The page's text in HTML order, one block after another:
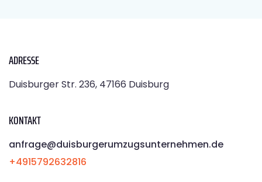
ADRESSE
Duisburger Str. 236, 47166 Duisburg
KONTAKT
anfrage@duisburgerumzugsunternehmen.de
+4915792632816